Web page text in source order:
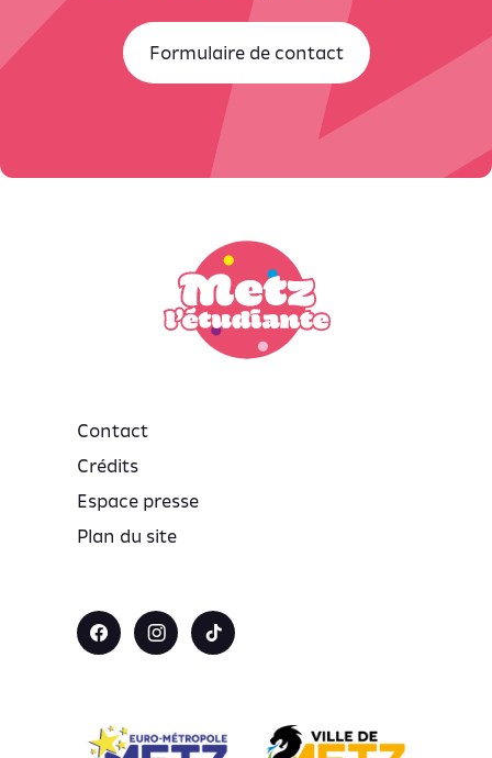
Formulaire de contact
Contact
Crédits
Espace presse
Plan du site